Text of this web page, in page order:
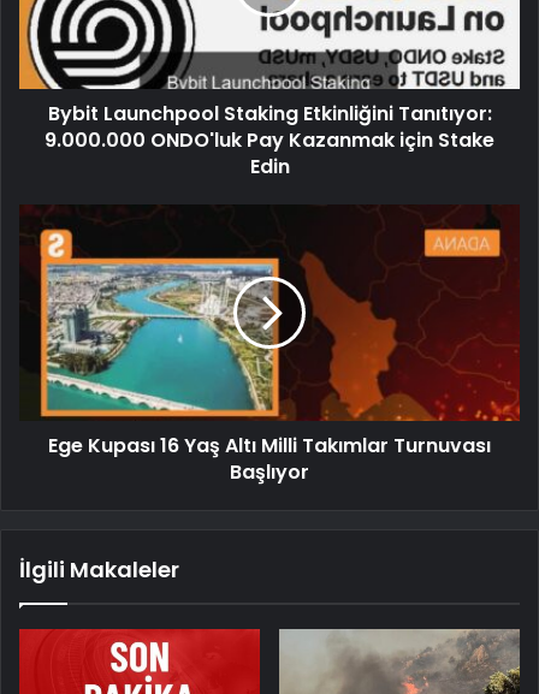
Bybit Launchpool Staking Etkinliğini Tanıtıyor:
9.000.000 ONDO'luk Pay Kazanmak için Stake
Edin
Ege Kupası 16 Yaş Altı Milli Takımlar Turnuvası
Başlıyor
İlgili Makaleler